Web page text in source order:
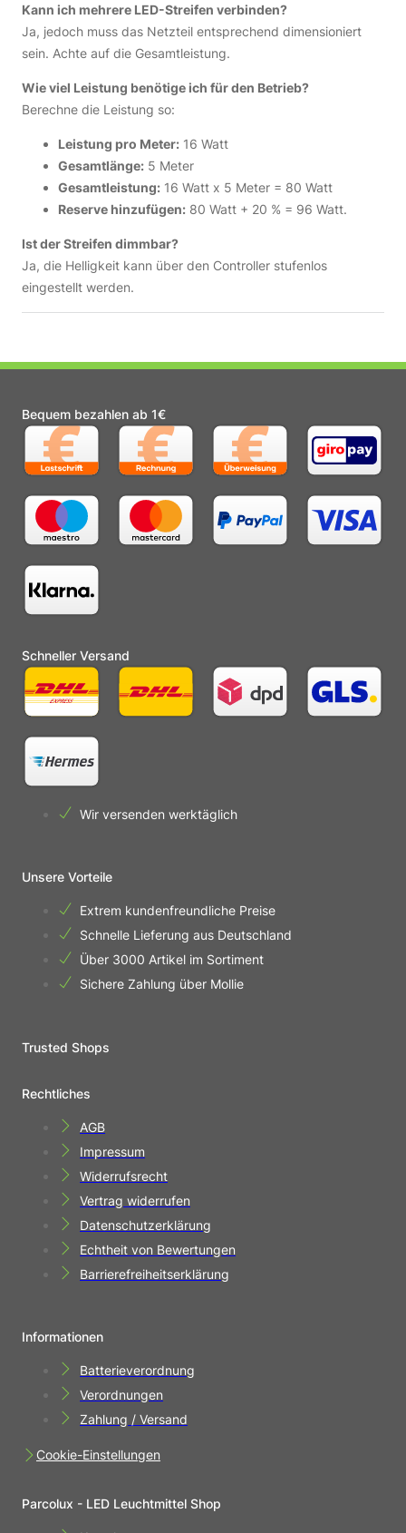
Kann ich mehrere LED-Streifen verbinden?
Ja, jedoch muss das Netzteil entsprechend dimensioniert
sein. Achte auf die Gesamtleistung.
Wie viel Leistung benötige ich für den Betrieb?
Berechne die Leistung so:
Leistung pro Meter: 16 Watt
Gesamtlänge: 5 Meter
Gesamtleistung: 16 Watt x 5 Meter = 80 Watt
Reserve hinzufügen: 80 Watt + 20 % = 96 Watt.
Ist der Streifen dimmbar?
Ja, die Helligkeit kann über den Controller stufenlos
eingestellt werden.
Bequem bezahlen ab 1€
Schneller Versand
Wir versenden werktäglich
Unsere Vorteile
Extrem kundenfreundliche Preise
Schnelle Lieferung aus Deutschland
Über 3000 Artikel im Sortiment
Sichere Zahlung über Mollie
Trusted Shops
Rechtliches
AGB
Impressum
Widerrufsrecht
Vertrag widerrufen
Datenschutzerklärung
Echtheit von Bewertungen
Barrierefreiheitserklärung
Informationen
Batterieverordnung
Verordnungen
Zahlung / Versand
Cookie-Einstellungen
Parcolux - LED Leuchtmittel Shop